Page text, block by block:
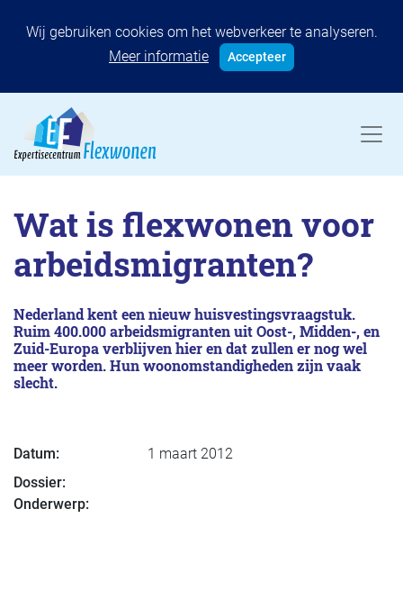
Wij gebruiken cookies om het webverkeer te analyseren.
Meer informatie
Accepteer
Wat is flexwonen voor
arbeidsmigranten?
Nederland kent een nieuw huisvestingsvraagstuk.
Ruim 400.000 arbeidsmigranten uit Oost-, Midden-, en
Zuid-Europa verblijven hier en dat zullen er nog wel
meer worden. Hun woonomstandigheden zijn vaak
slecht.
Datum:
1 maart 2012
Dossier:
Onderwerp: